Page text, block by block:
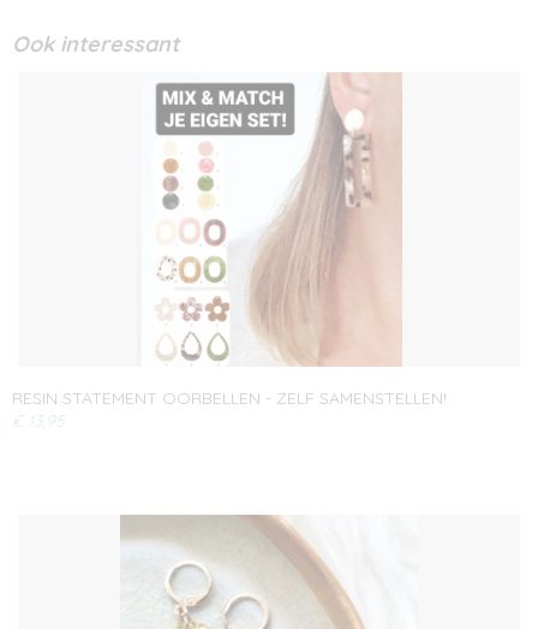
Ook interessant
RESIN STATEMENT OORBELLEN - ZELF SAMENSTELLEN!
€ 13,95